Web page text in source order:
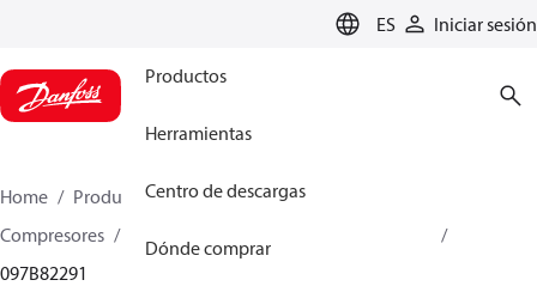
ES Iniciar sesión
Productos
Herramientas
Centro de descargas
Dónde comprar
Home Productos
Climate Solutions for heating
Compresores
097B82291